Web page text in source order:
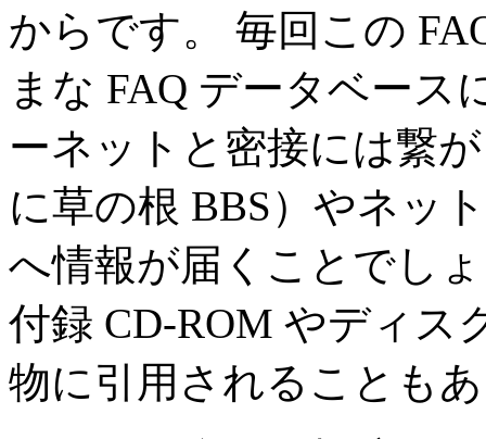
からです。 毎回この
まな FAQ データベース
ーネットと密接には繋
に草の根 BBS）やネッ
へ情報が届くことでし
付録 CD-ROM やディス
物に引用されることも